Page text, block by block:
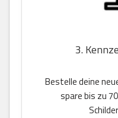
3.
Bestelle deine
spare bis zu